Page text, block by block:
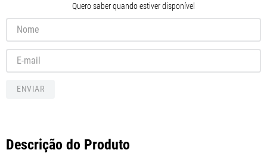
Quero saber quando estiver disponível
ENVIAR
Descrição do Produto